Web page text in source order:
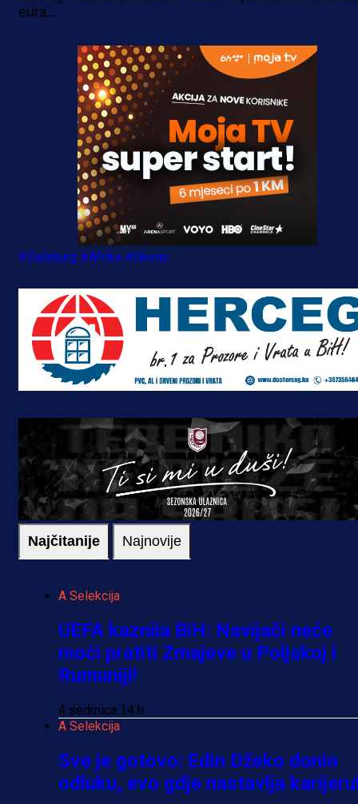
eura...
#Salzburg #Afrika #Novac
Najčitanije Najnovije
A Selekcija
UEFA kaznila BiH: Navijači neće
moći pratiti Zmajeve u Poljskoj i
Rumuniji!
4 sedmica 14 h
A Selekcija
Sve je gotovo: Edin Džeko donio
odluku, evo gdje nastavlja